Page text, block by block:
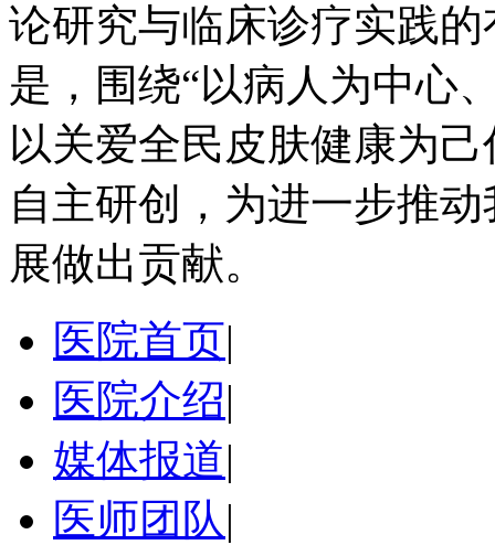
论研究与临床诊疗实践
是，围绕“以病人为中心
以关爱全民皮肤健康为
自主研创，为进一步推
展做出贡献。
医院首页|
医院介绍|
媒体报道|
医师团队|